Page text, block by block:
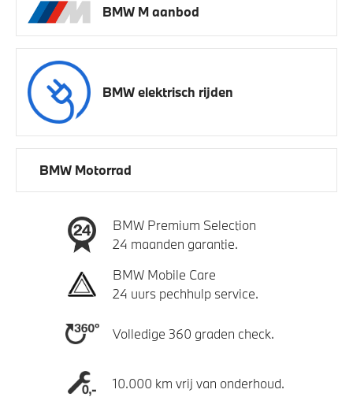
BMW M aanbod
BMW elektrisch rijden
BMW Motorrad
BMW Premium Selection
24 maanden garantie.
BMW Mobile Care
24 uurs pechhulp service.
Volledige 360 graden check.
10.000 km vrij van onderhoud.